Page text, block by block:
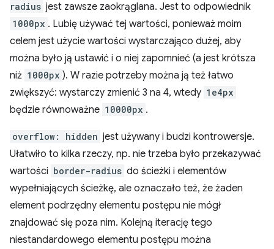
radius jest zawsze zaokrąglana. Jest to odpowiednik
1000px . Lubię używać tej wartości, ponieważ moim
celem jest użycie wartości wystarczająco dużej, aby
można było ją ustawić i o niej zapomnieć (a jest krótsza
niż 1000px ). W razie potrzeby można ją też łatwo
zwiększyć: wystarczy zmienić 3 na 4, wtedy 1e4px
będzie równoważne 10000px .
overflow: hidden jest używany i budzi kontrowersje.
Ułatwiło to kilka rzeczy, np. nie trzeba było przekazywać
wartości border-radius do ścieżki i elementów
wypełniających ścieżkę, ale oznaczało też, że żaden
element podrzędny elementu postępu nie mógł
znajdować się poza nim. Kolejną iterację tego
niestandardowego elementu postępu można